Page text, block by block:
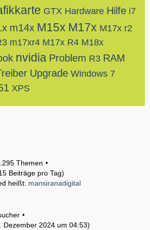
GTX Hardware Hilfe i7
m14x M15x M17x M17x r2
m17xr4 M17x R4 M18x
nvidia Problem R3 RAM
Upgrade Windows 7
XPS
Themen
Beiträge pro Tag)
heißt: mansiranadigital
Dezember 2024 um 04:53)